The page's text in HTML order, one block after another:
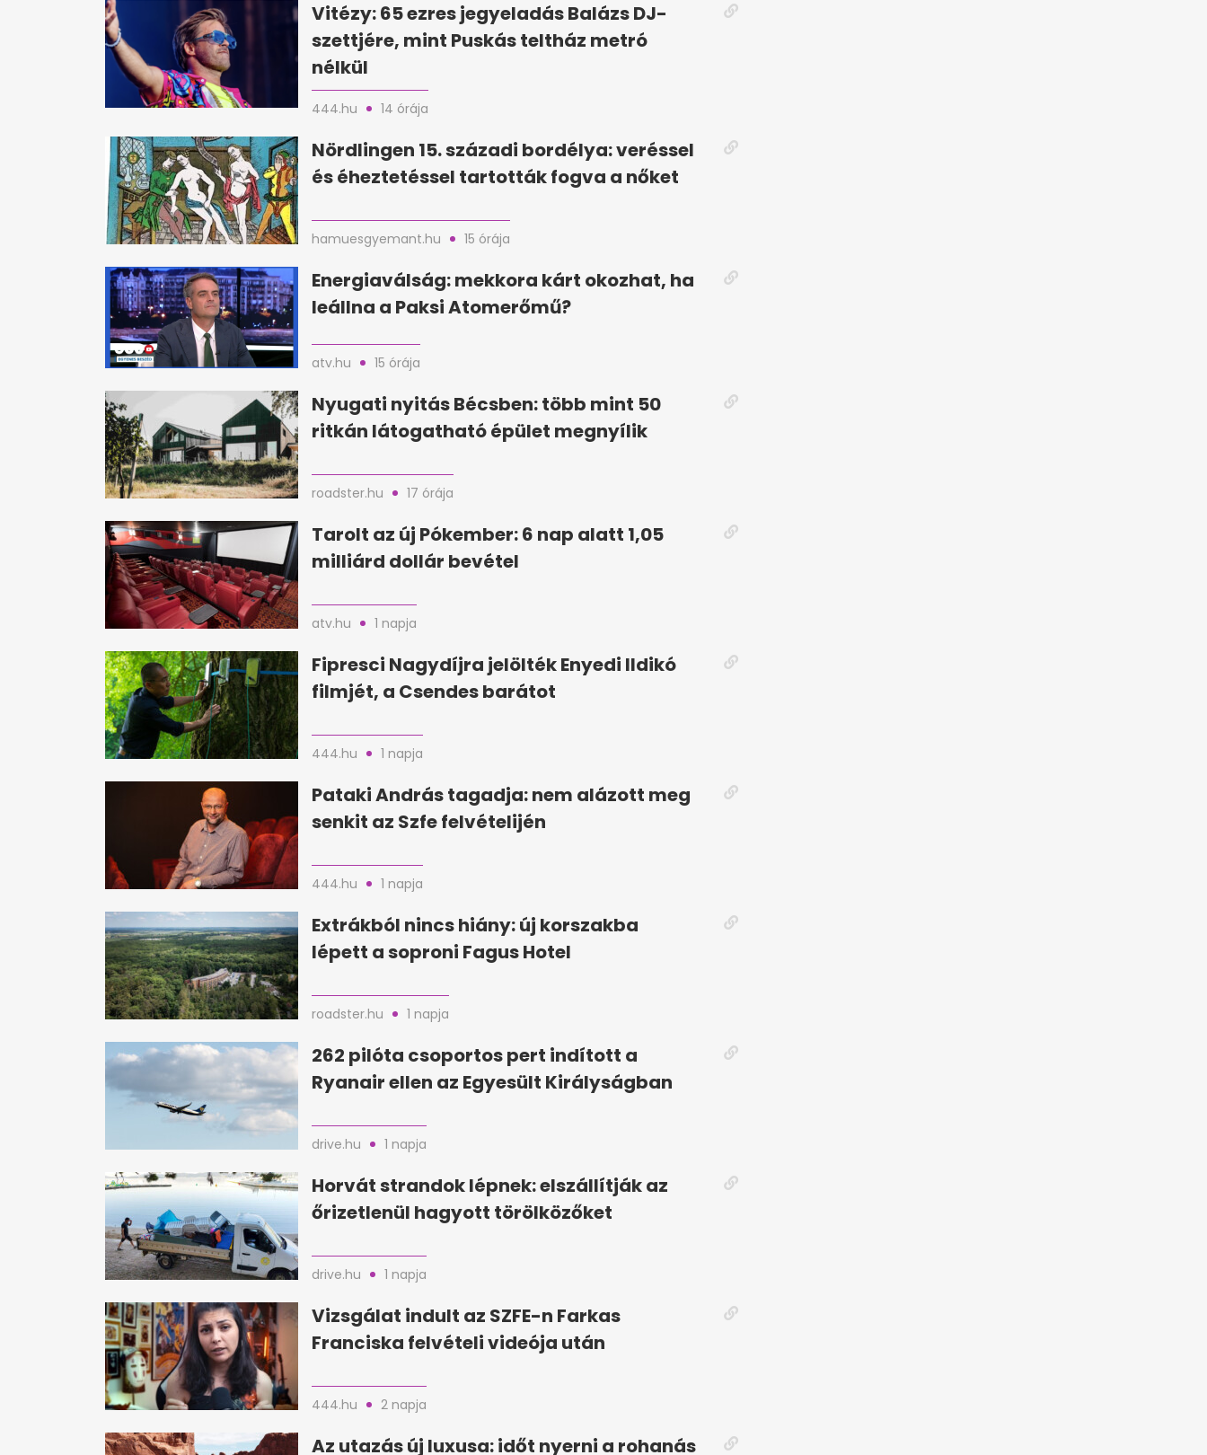
Vitézy: 65 ezres jegyeladás Balázs DJ-
szettjére, mint Puskás teltház metró
nélkül
444.hu 14 órája
Nördlingen 15. századi bordélya: veréssel
és éheztetéssel tartották fogva a nőket
hamuesgyemant.hu 15 órája
Energiaválság: mekkora kárt okozhat, ha
leállna a Paksi Atomerőmű?
atv.hu 15 órája
Nyugati nyitás Bécsben: több mint 50
ritkán látogatható épület megnyílik
roadster.hu 17 órája
Tarolt az új Pókember: 6 nap alatt 1,05
milliárd dollár bevétel
atv.hu 1 napja
Fipresci Nagydíjra jelölték Enyedi Ildikó
filmjét, a Csendes barátot
444.hu 1 napja
Pataki András tagadja: nem alázott meg
senkit az Szfe felvételijén
444.hu 1 napja
Extrákból nincs hiány: új korszakba
lépett a soproni Fagus Hotel
roadster.hu 1 napja
262 pilóta csoportos pert indított a
Ryanair ellen az Egyesült Királyságban
drive.hu 1 napja
Horvát strandok lépnek: elszállítják az
őrizetlenül hagyott törölközőket
drive.hu 1 napja
Vizsgálat indult az SZFE-n Farkas
Franciska felvételi videója után
444.hu 2 napja
Az utazás új luxusa: időt nyerni a rohanás